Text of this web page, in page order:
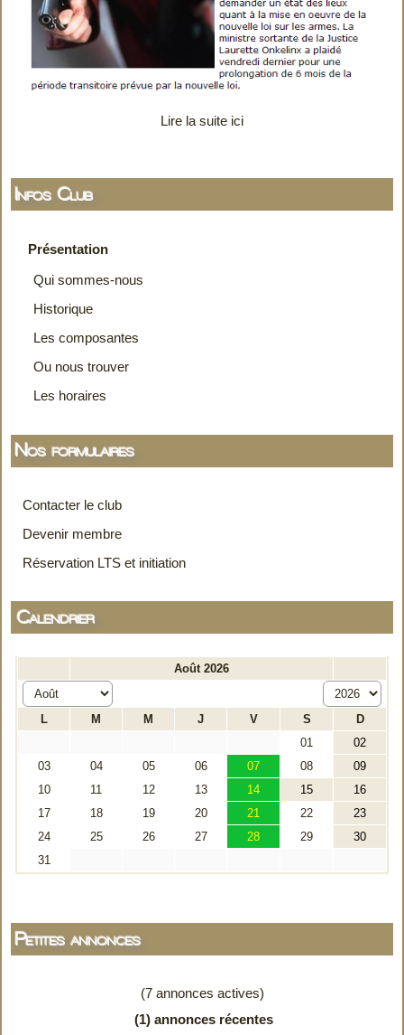
Infos Club
Présentation
Qui sommes-nous
Historique
Les composantes
Ou nous trouver
Les horaires
Nos formulaires
Contacter le club
Devenir membre
Réservation LTS et initiation
Calendrier
Petites annonces
(7 annonces actives)
(1) annonces récentes
Lire la suite ici